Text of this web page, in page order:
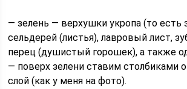
— зелень — верхушки укропа (то есть
сельдерей (листья), лавровый лист,
перец (душистый горошек), а также
— поверх зелени ставим столбиками
слой (как у меня на фото).